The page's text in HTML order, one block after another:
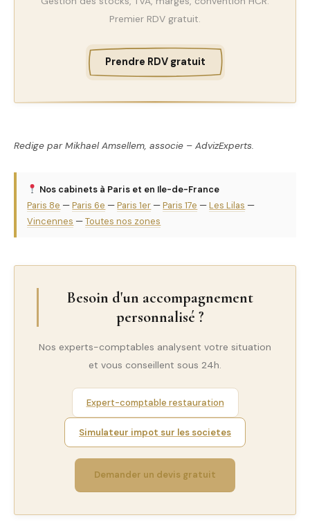
Premier RDV gratuit.
Prendre RDV gratuit
Redige par Mikhael Amsellem, associe – AdvizExperts.
Nos cabinets à Paris et en Ile-de-France
Paris 8e —Paris 6e —Paris 1er —Paris 17e —Les Lilas —
Vincennes —Toutes nos zones
Besoin d'un accompagnement
personnalisé ?
Nos experts-comptables analysent votre situation
et vous conseillent sous 24h.
Expert-comptable restauration
Simulateur impot sur les societes
Demander un devis gratuit